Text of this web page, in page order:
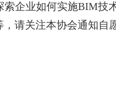
索企业如何实施BIM技
请关注本协会通知自